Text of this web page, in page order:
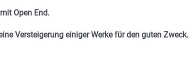
Open End.
Versteigerung einiger Werke für den guten Zweck.